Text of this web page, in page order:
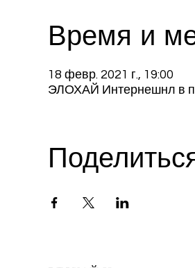
Время и
18 февр. 2021 г., 19:00
ЭЛОХАЙ Интернешнл в